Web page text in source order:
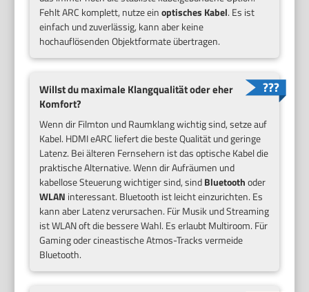
Fehlt ARC komplett, nutze einoptisches Kabel. Es ist
einfach und zuverlässig, kann aber keine
hochauflösenden Objektformate übertragen.
Willst du maximale Klangqualität oder eher
Komfort?
Wenn dir Filmton und Raumklang wichtig sind, setze auf
Kabel. HDMI eARC liefert die beste Qualität und geringe
Latenz. Bei älteren Fernsehern ist das optische Kabel die
praktische Alternative. Wenn dir Aufräumen und
kabellose Steuerung wichtiger sind, sindBluetoothoder
WLAN interessant. Bluetooth ist leicht einzurichten. Es
kann aber Latenz verursachen. Für Musik und Streaming
ist WLAN oft die bessere Wahl. Es erlaubt Multiroom. Für
Gaming oder cineastische Atmos-Tracks vermeide
Bluetooth.